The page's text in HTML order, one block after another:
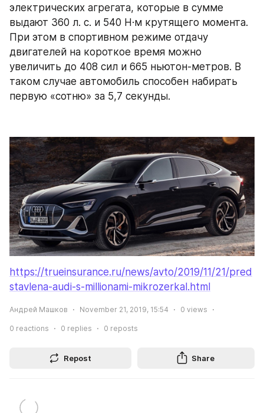
электрических агрегата, которые в сумме
выдают 360 л. с. и 540 Н·м крутящего момента.
При этом в спортивном режиме отдачу
двигателей на короткое время можно
увеличить до 408 сил и 665 ньютон-метров. В
таком случае автомобиль способен набирать
первую «сотню» за 5,7 секунды.
https://trueinsurance.ru/news/avto/2019/11/21/pred
stavlena-audi-s-millionami-mikrozerkal.html
Андрей Машков November 21, 2019, 15:54 0 views
0 reactions 0 replies 0 reposts
Repost Share